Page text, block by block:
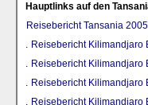
Hauptlinks auf den
Reisebericht Tansania 2005
. Reisebericht Kilimandjaro
. Reisebericht Kilimandjaro
. Reisebericht Kilimandjaro
. Reisebericht Kilimandjaro